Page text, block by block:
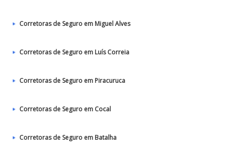
Corretoras de Seguro em Miguel Alves
Corretoras de Seguro em Luís Correia
Corretoras de Seguro em Piracuruca
Corretoras de Seguro em Cocal
Corretoras de Seguro em Batalha